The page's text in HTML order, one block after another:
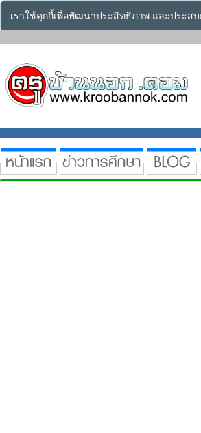
เราใช้คุกกี้เพื่อพัฒนาประสิทธิภาพ และประส